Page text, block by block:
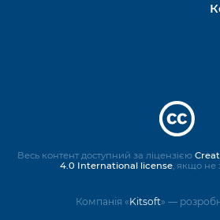
Компанія «Kitsoft» —
Весь контент доступний за ліцензією
4.0 International license, якщо не